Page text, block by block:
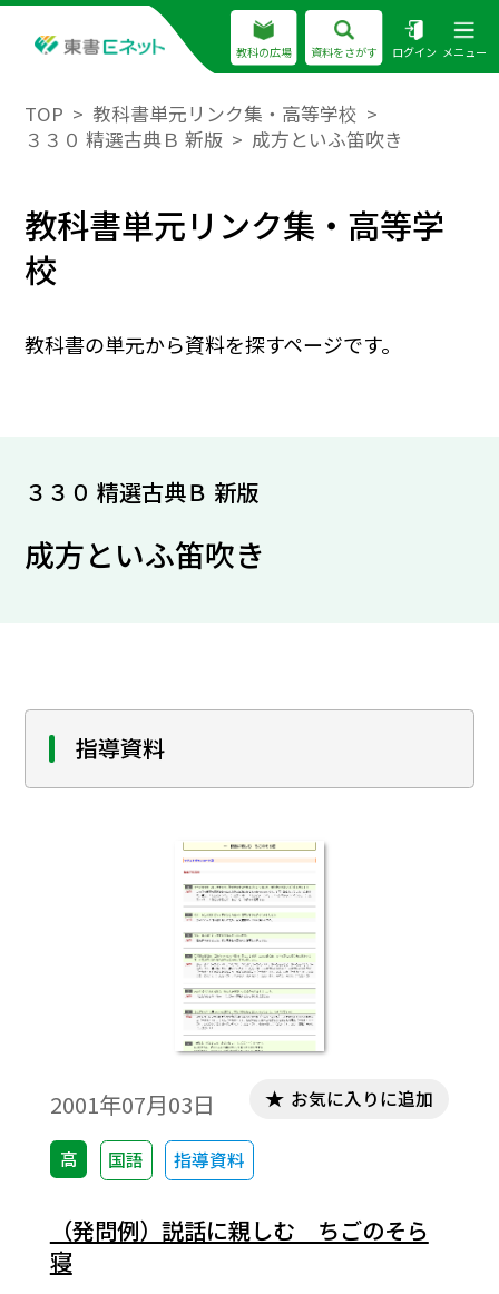
教科の広場 資料をさがす ログイン メニュー
TOP
教科書単元リンク集・高等学校
３３０ 精選古典Ｂ 新版
成方といふ笛吹き
教科書単元リンク集・高等学
校
教科書の単元から資料を探すページです。
３３０ 精選古典Ｂ 新版
成方といふ笛吹き
指導資料
2001年07月03日
高 国語 指導資料
お気に入りに追加
（発問例）説話に親しむ ちごのそら
寝